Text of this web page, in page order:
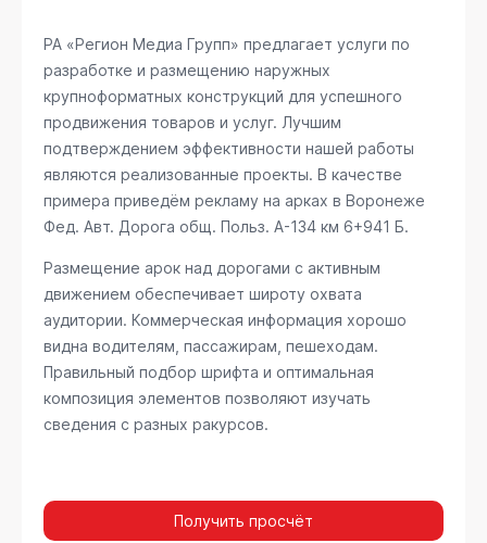
РА «Регион Медиа Групп» предлагает услуги по
разработке и размещению наружных
крупноформатных конструкций для успешного
продвижения товаров и услуг. Лучшим
подтверждением эффективности нашей работы
являются реализованные проекты. В качестве
примера приведём рекламу на арках в Воронеже
Фед. Авт. Дорога общ. Польз. А-134 км 6+941 Б.
Размещение арок над дорогами с активным
движением обеспечивает широту охвата
аудитории. Коммерческая информация хорошо
видна водителям, пассажирам, пешеходам.
Правильный подбор шрифта и оптимальная
композиция элементов позволяют изучать
сведения с разных ракурсов.
Получить просчёт